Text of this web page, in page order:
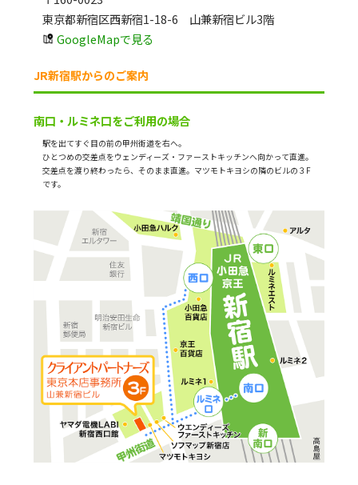
東京都新宿区西新宿1-18-6 山兼新宿ビル3階
GoogleMapで見る
JR新宿駅からのご案内
南口・ルミネ口をご利用の場合
駅を出てすぐ目の前の甲州街道を右へ。
ひとつめの交差点をウェンディーズ・ファーストキッチンへ向かって直進。
交差点を渡り終わったら、そのまま直進。マツモトキヨシの隣のビルの３F
です。